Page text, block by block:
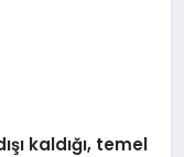
kaldığı, temel